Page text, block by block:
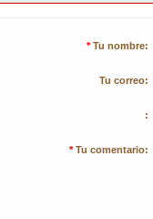
* Tu nombre:
Tu correo:
:
* Tu comentario: